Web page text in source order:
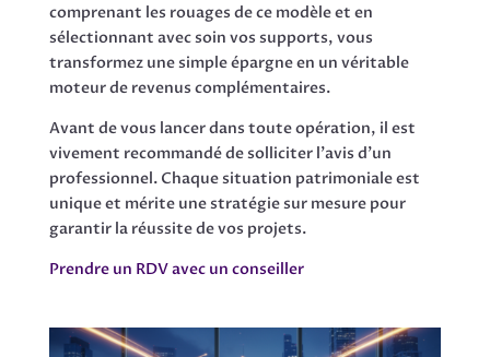
comprenant les rouages de ce modèle et en
sélectionnant avec soin vos supports, vous
transformez une simple épargne en un véritable
moteur de revenus complémentaires.
Avant de vous lancer dans toute opération, il est
vivement recommandé de solliciter l’avis d’un
professionnel. Chaque situation patrimoniale est
unique et mérite une stratégie sur mesure pour
garantir la réussite de vos projets.
Prendre un RDV avec un conseiller